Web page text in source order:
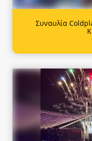
Συναυλία